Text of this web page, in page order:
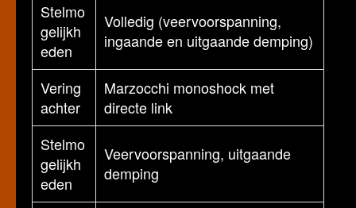
Stelmo
gelijkh
eden
Volledig (veervoorspanning,
ingaande en uitgaande demping)
Vering
achter
Marzocchi monoshock met
directe link
Stelmo
gelijkh
eden
Veervoorspanning, uitgaande
demping